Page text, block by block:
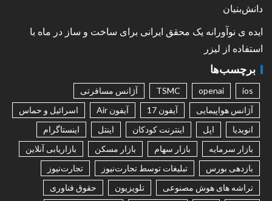
دانش‌بنیان
ایده ی نوآورانه یک محقق ایرانی برای ساخت و ساز در ماه با
استفاده از لیزر
برچسب‌ها
ios
openai
TSMC
آژانس مسافرتی
آژانس هواپیمایی
آیفون 17 آیفون Air
اسرائیل و حماس
انویدیا
اپل اینترنت کودکان اینتل
اینستاگرام
بازار سرمایه
بازار سهام بازار مسکن
بازاریابی آنلاین
بازدهی بورس
تبلیغات توسط تجارت‌نیوز
تجارت‌نیوز
تراشه های هوش مصنوعی
تلویزیون
حقوق فناوری